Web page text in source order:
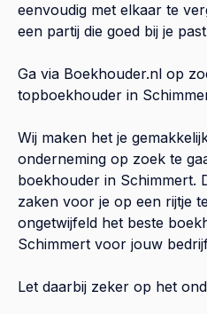
eenvoudig met elkaar te
een partij die goed bij je
Ga via Boekhouder.nl op
topboekhouder in
Wij maken het je
onderneming op zoek te
boekhouder in Schimmert.
zaken voor je op een rijtje
ongetwijfeld het beste
Schimmert voor jouw
Let daarbij zeker op het